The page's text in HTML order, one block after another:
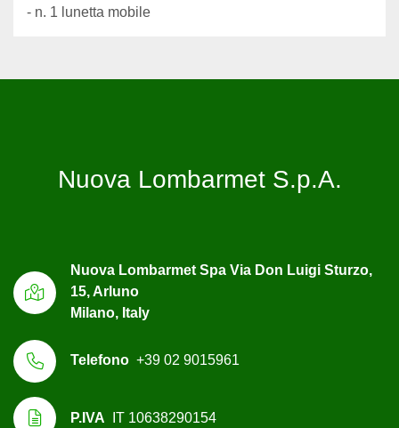
- n. 1 lunetta mobile
Nuova Lombarmet S.p.A.
Nuova Lombarmet Spa Via Don Luigi Sturzo,
15, Arluno
Milano, Italy
Telefono +39 02 9015961
P.IVA IT 10638290154